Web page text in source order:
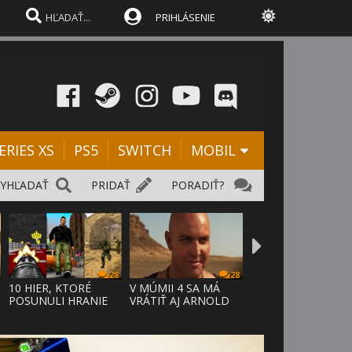
PRIHLÁSENIE
XS PS5 SWITCH MOBIL
PORADIŤ?
PRIDAŤ
28
10 HIER, KTORÉ
POSUNULI HRANIE
28
V MÚMII 4 SA MÁ
VRÁTIŤ AJ ARNOLD